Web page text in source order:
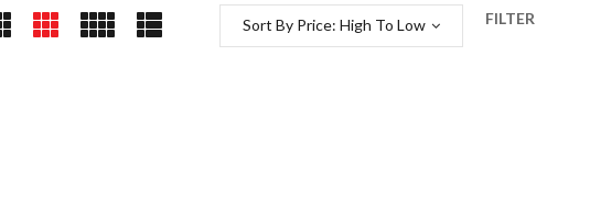
FILTER
Sort By Price: High To Low